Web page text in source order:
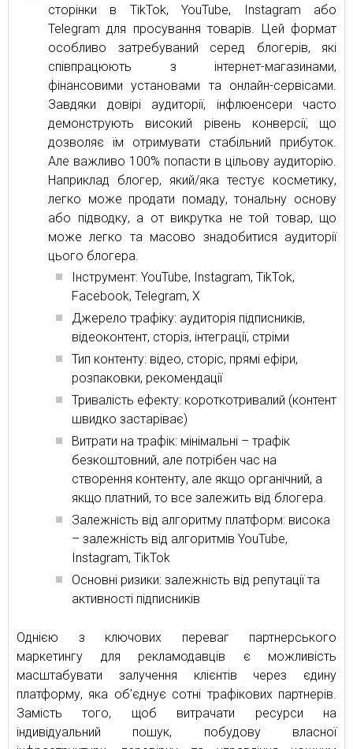
сторінки в TikTok, YouTube, Instagram або
Telegram для просування товарів. Цей формат
особливо затребуваний серед блогерів, які
співпрацюють з інтернет-магазинами,
фінансовими установами та онлайн-сервісами.
Завдяки довірі аудиторії, інфлюенсери часто
демонструють високий рівень конверсії, що
дозволяє їм отримувати стабільний прибуток.
Але важливо 100% попасти в цільову аудиторію.
Наприклад блогер, який/яка тестує косметику,
легко може продати помаду, тональну основу
або підводку, а от викрутка не той товар, що
може легко та масово знадобитися аудиторії
цього блогера.
Інструмент: YouTube, Instagram, TikTok,
Facebook, Telegram, X
Джерело трафіку: аудиторія підписників,
відеоконтент, сторіз, інтеграції, стріми
Тип контенту: відео, сторіс, прямі ефіри,
розпаковки, рекомендації
Тривалість ефекту: короткотривалий (контент
швидко застаріває)
Витрати на трафік: мінімальні – трафік
безкоштовний, але потрібен час на
створення контенту, але якщо органічний, а
якщо платний, то все залежить від блогера.
Залежність від алгоритму платформ: висока
– залежність від алгоритмів YouTube,
Instagram, TikTok
Основні ризики: залежність від репутації та
активності підписників
Однією з ключових переваг партнерського
маркетингу для рекламодавців є можливість
масштабувати залучення клієнтів через єдину
платформу, яка об’єднує сотні трафікових партнерів.
Замість того, щоб витрачати ресурси на
індивідуальний пошук, побудову власної